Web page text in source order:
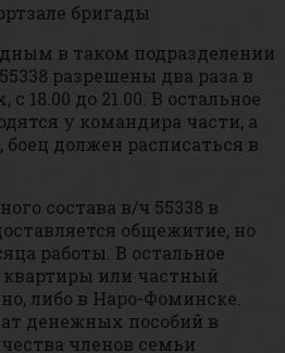
бригады
в таком подразделении
разрешены два раза в
18.00 до 21.00. В остальное
у командира части, а
должен расписаться в
состава в/ч 55338 в
общежитие, но
работы. В остальное
или частный
либо в Наро-Фоминске.
денежных пособий в
членов семьи